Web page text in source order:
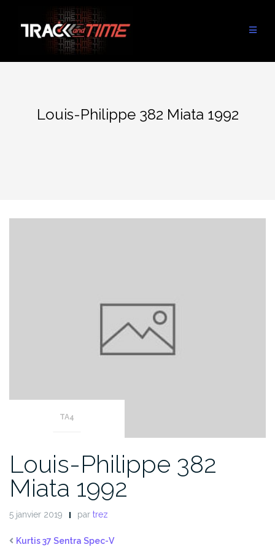
contenu
Louis-Philippe 382 Miata 1992
TA4
Louis-Philippe 382
Miata 1992
5 janvier 2019 par trez
Kurtis 37 Sentra Spec-V